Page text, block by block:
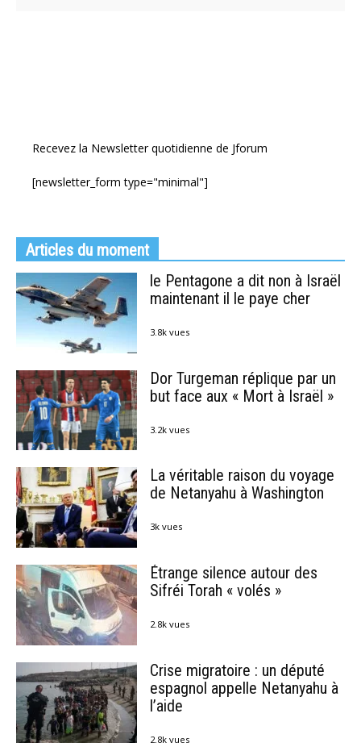
Recevez la Newsletter quotidienne de Jforum
[newsletter_form type="minimal"]
Articles du moment
le Pentagone a dit non à Israël
maintenant il le paye cher
3.8k vues
Dor Turgeman réplique par un
but face aux « Mort à Israël »
3.2k vues
La véritable raison du voyage
de Netanyahu à Washington
3k vues
Étrange silence autour des
Sifréi Torah « volés »
2.8k vues
Crise migratoire : un député
espagnol appelle Netanyahu à
l’aide
2.8k vues